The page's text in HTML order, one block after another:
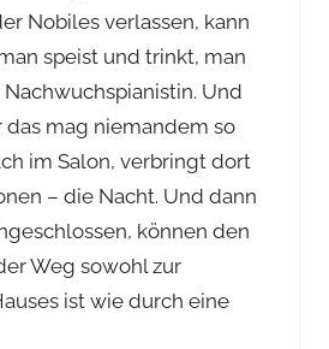
Nobiles verlassen, kann
speist und trinkt, man
Und
mag niemandem so
im Salon, verbringt dort
– die Nacht. Und dann
können den
Weg sowohl zur
ist wie durch eine